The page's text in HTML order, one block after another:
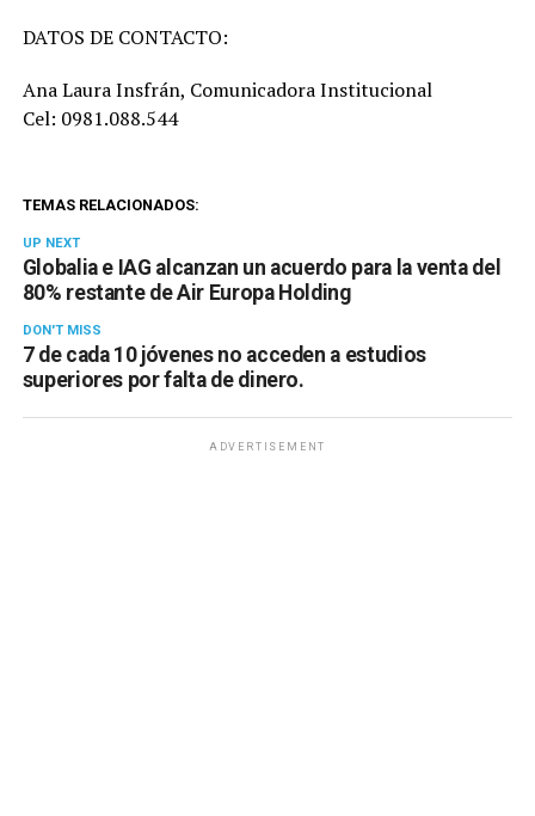
DATOS DE CONTACTO:
Ana Laura Insfrán, Comunicadora Institucional
Cel: 0981.088.544
TEMAS RELACIONADOS:
UP NEXT
Globalia e IAG alcanzan un acuerdo para la venta del
80% restante de Air Europa Holding
DON'T MISS
7 de cada 10 jóvenes no acceden a estudios
superiores por falta de dinero.
ADVERTISEMENT